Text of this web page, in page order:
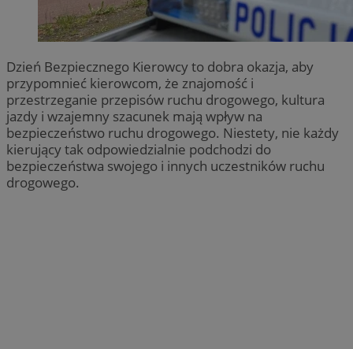
Dzień Bezpiecznego Kierowcy to dobra okazja, aby
przypomnieć kierowcom, że znajomość i
przestrzeganie przepisów ruchu drogowego, kultura
jazdy i wzajemny szacunek mają wpływ na
bezpieczeństwo ruchu drogowego. Niestety, nie każdy
kierujący tak odpowiedzialnie podchodzi do
bezpieczeństwa swojego i innych uczestników ruchu
drogowego.